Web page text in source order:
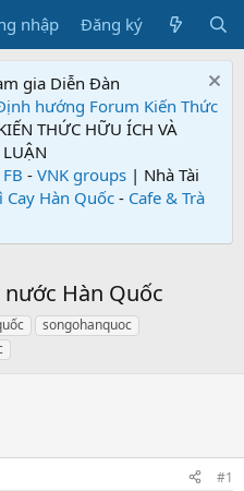
nhập Đăng ký
gia Diễn Đàn
hướng Forum Kiến Thức
THỨC HỮU ÍCH VÀ
- VNK groups | Nhà Tài
Cay Hàn Quốc- Cafe & Trà
Hàn Quốc
songohanquoc
#1